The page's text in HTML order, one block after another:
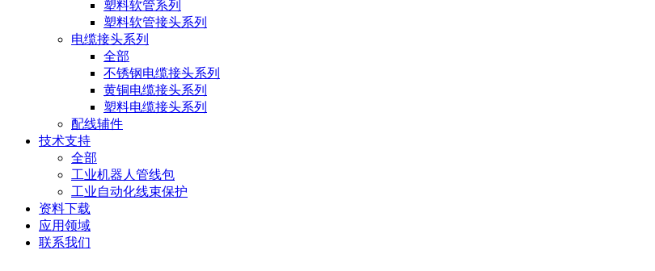
塑料软管系列
塑料软管接头系列
电缆接头系列
全部
不锈钢电缆接头系列
黄铜电缆接头系列
塑料电缆接头系列
配线辅件
技术支持
全部
工业机器人管线包
工业自动化线束保护
资料下载
应用领域
联系我们